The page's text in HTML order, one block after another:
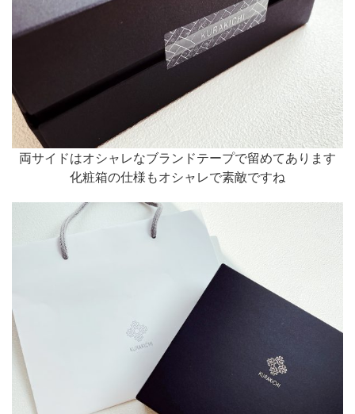
両サイドはオシャレなブランドテープで留めてあります
化粧箱の仕様もオシャレで素敵ですね